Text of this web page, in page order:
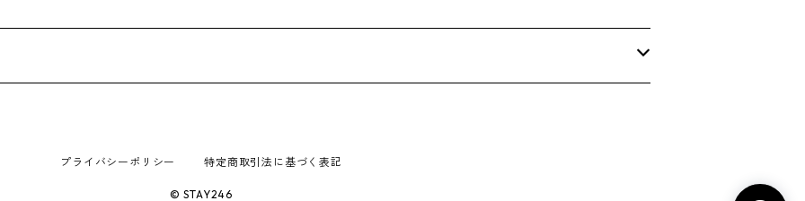
プライバシーポリシー 特定商取引法に基づく表記
© STAY246